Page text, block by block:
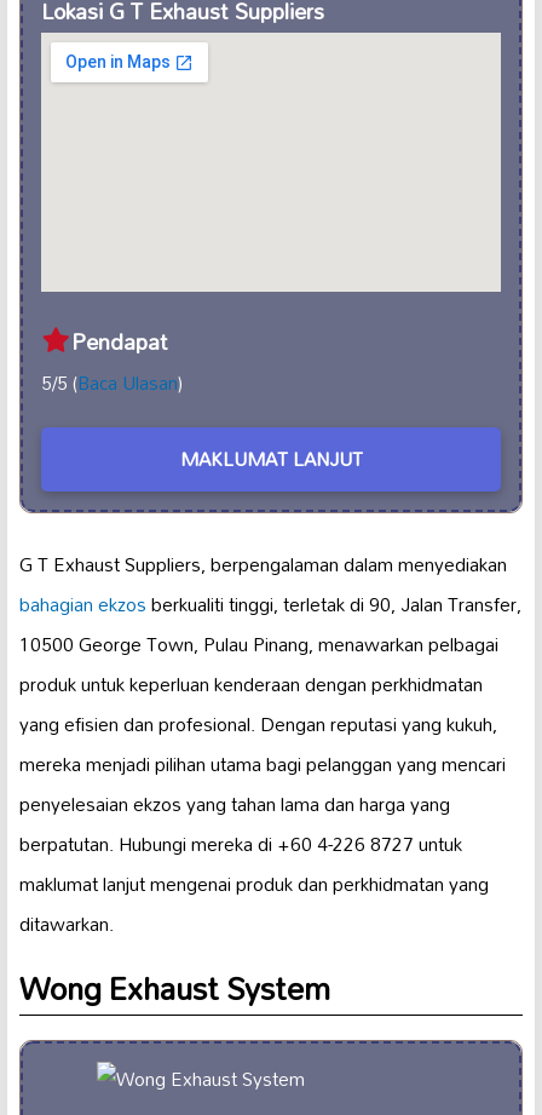
Lokasi G T Exhaust Suppliers
Pendapat
5/5 (Baca Ulasan)
MAKLUMAT LANJUT
G T Exhaust Suppliers, berpengalaman dalam menyediakan
bahagian ekzosberkualiti tinggi, terletak di 90, Jalan Transfer,
10500 George Town, Pulau Pinang, menawarkan pelbagai
produk untuk keperluan kenderaan dengan perkhidmatan
yang efisien dan profesional. Dengan reputasi yang kukuh,
mereka menjadi pilihan utama bagi pelanggan yang mencari
penyelesaian ekzos yang tahan lama dan harga yang
berpatutan. Hubungi mereka di +60 4-226 8727 untuk
maklumat lanjut mengenai produk dan perkhidmatan yang
ditawarkan.
Wong Exhaust System